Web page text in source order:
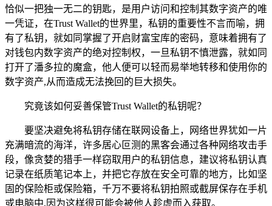
恰似一把独一无二的钥匙，是用户访问和控制其数字资产的唯
一凭证，在Trust Wallet的世界里，私钥的重要性不言而喻，拥
有了私钥，就如同掌握了开启财富宝库的密码，意味着拥有了
对钱包内数字资产的绝对控制权，一旦私钥不慎泄露，就如同
打开了潘多拉的魔盒，他人便可以轻而易举地转移和使用你的
数字资产,从而造成无法挽回的巨大损失。
究竟该如何妥善保管Trust Wallet的私钥呢？
要坚决避免将私钥存储在联网设备上，网络世界犹如一片
充满暗流的海洋，许多居心叵测的黑客会通过各种网络攻击手
段，像贪婪的猎手一样窃取用户的私钥信息，建议将私钥认真
记录在纸质笔记本上，并把它存放在安全可靠的地方，比如坚
固的保险柜或保险箱，千万不要将私钥拍照或截屏保存在手机
或电脑中,因为这样很可能会被他人趁虚而入获取。